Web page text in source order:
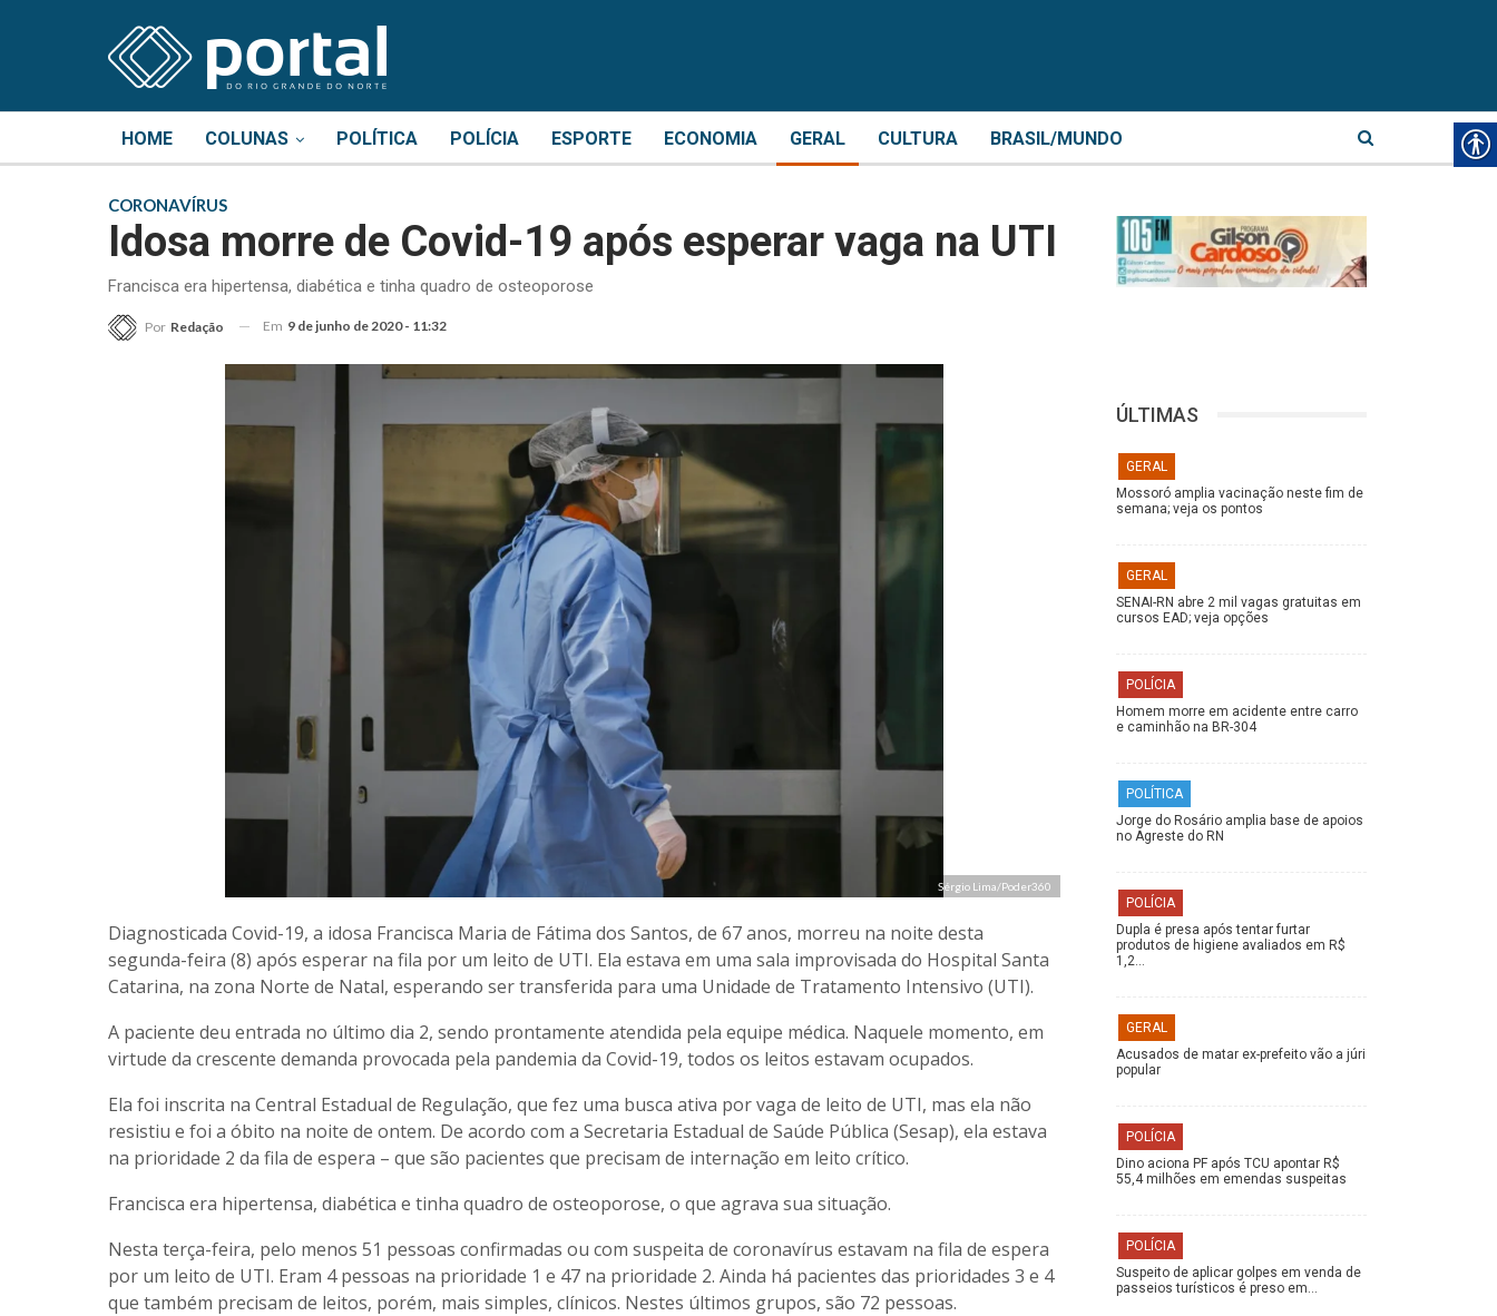
HOME COLUNAS POLÍTICA POLÍCIA ESPORTE ECONOMIA GERAL CULTURA BRASIL/MUNDO
CORONAVÍRUS
Idosa morre de Covid-19 após esperar vaga na UTI
Francisca era hipertensa, diabética e tinha quadro de osteoporose
Por Redação Em 9 de junho de 2020 - 11:32
Sérgio Lima/Poder360
Diagnosticada Covid-19, a idosa Francisca Maria de Fátima dos Santos, de 67 anos, morreu na noite desta
segunda-feira (8) após esperar na fila por um leito de UTI. Ela estava em uma sala improvisada do Hospital Santa
Catarina, na zona Norte de Natal, esperando ser transferida para uma Unidade de Tratamento Intensivo (UTI).
A paciente deu entrada no último dia 2, sendo prontamente atendida pela equipe médica. Naquele momento, em
virtude da crescente demanda provocada pela pandemia da Covid-19, todos os leitos estavam ocupados.
Ela foi inscrita na Central Estadual de Regulação, que fez uma busca ativa por vaga de leito de UTI, mas ela não
resistiu e foi a óbito na noite de ontem. De acordo com a Secretaria Estadual de Saúde Pública (Sesap), ela estava
na prioridade 2 da fila de espera – que são pacientes que precisam de internação em leito crítico.
Francisca era hipertensa, diabética e tinha quadro de osteoporose, o que agrava sua situação.
Nesta terça-feira, pelo menos 51 pessoas confirmadas ou com suspeita de coronavírus estavam na fila de espera
por um leito de UTI. Eram 4 pessoas na prioridade 1 e 47 na prioridade 2. Ainda há pacientes das prioridades 3 e 4
que também precisam de leitos, porém, mais simples, clínicos. Nestes últimos grupos, são 72 pessoas.
ÚLTIMAS
GERAL
Mossoró amplia vacinação neste fim de
semana; veja os pontos
GERAL
SENAI-RN abre 2 mil vagas gratuitas em
cursos EAD; veja opções
POLÍCIA
Homem morre em acidente entre carro
e caminhão na BR-304
POLÍTICA
Jorge do Rosário amplia base de apoios
no Agreste do RN
POLÍCIA
Dupla é presa após tentar furtar
produtos de higiene avaliados em R$
1,2…
GERAL
Acusados de matar ex-prefeito vão a júri
popular
POLÍCIA
Dino aciona PF após TCU apontar R$
55,4 milhões em emendas suspeitas
POLÍCIA
Suspeito de aplicar golpes em venda de
passeios turísticos é preso em…